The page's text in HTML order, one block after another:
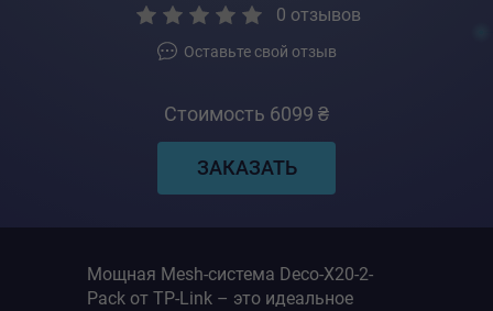
0 отзывов
Оставьте свой отзыв
ЗАКАЗАТЬ
Стоимость 6099 ₴
Мощная Mesh-система Deco-X20-2-
Pack от TP-Link – это идеальное